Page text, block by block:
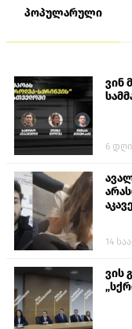
პოპულარული
ვინ
6
14
ვის